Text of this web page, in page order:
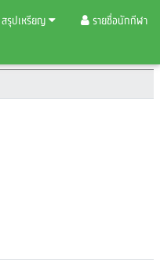
สรุปเหรียญ รายชื่อนักกีฬา